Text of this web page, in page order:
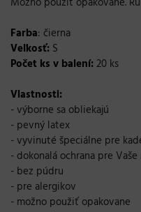
Farba: čierna
Veľkosť: S
Počet ks v balení:20 ks
Vlastnosti:
- výborne sa obliekajú
- pevný latex
- vyvinuté špeciálne pre
- dokonalá ochrana pre
- bez púdru
- pre alergikov
- možno použiť opakovane